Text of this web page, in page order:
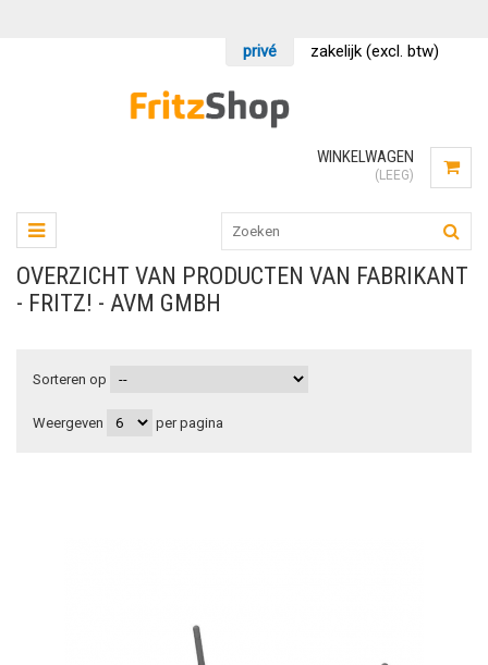
privé zakelijk (excl. btw)
WINKELWAGEN
(LEEG)
OVERZICHT VAN PRODUCTEN VAN FABRIKANT
- FRITZ! - AVM GMBH
Sorteren op
Weergeven per pagina